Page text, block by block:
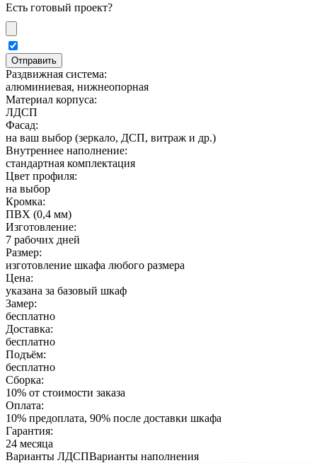
Есть готовый проект?
Раздвижная система:
алюминиевая, нижнеопорная
Материал корпуса:
ЛДСП
Фасад:
на ваш выбор (зеркало, ДСП, витраж и др.)
Внутреннее наполнение:
стандартная комплектация
Цвет профиля:
на выбор
Кромка:
ПВХ (0,4 мм)
Изготовление:
7 рабочих дней
Размер:
изготовление шкафа любого размера
Цена:
указана за базовый шкаф
Замер:
бесплатно
Доставка:
бесплатно
Подъём:
бесплатно
Сборка:
10% от стоимости заказа
Оплата:
10% предоплата, 90% после доставки шкафа
Гарантия:
24 месяца
Варианты ЛДСПВарианты наполнения